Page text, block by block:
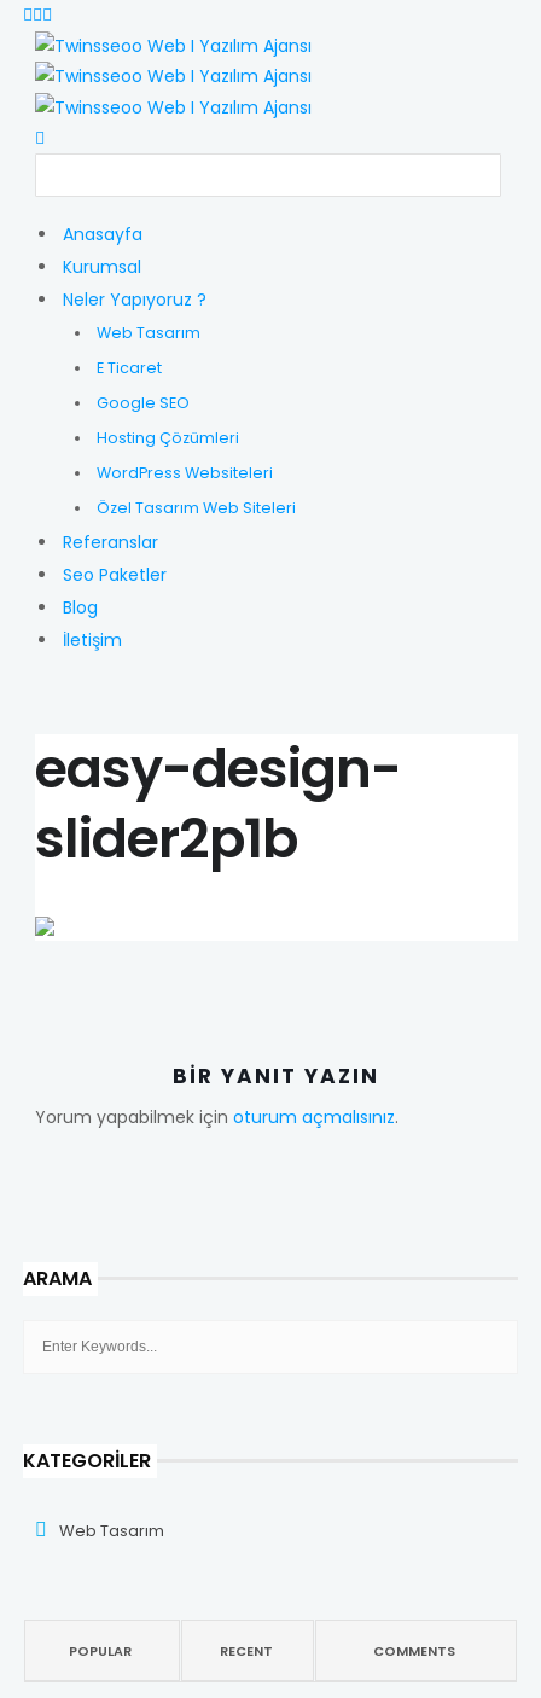
Anasayfa
Kurumsal
Neler Yapıyoruz ?
Web Tasarım
E Ticaret
Google SEO
Hosting Çözümleri
WordPress Websiteleri
Özel Tasarım Web Siteleri
Referanslar
Seo Paketler
Blog
İletişim
easy-design-
slider2p1b
BIR YANIT YAZIN
Yorum yapabilmek için oturum açmalısınız.
ARAMA
KATEGORILER
Web Tasarım
POPULAR RECENT COMMENTS